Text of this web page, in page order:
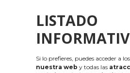
LISTADO
Si lo prefieres, puedes acceder a los
nuestra web y todas las